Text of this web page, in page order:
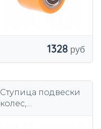
1328
Ступица подвески
колес,